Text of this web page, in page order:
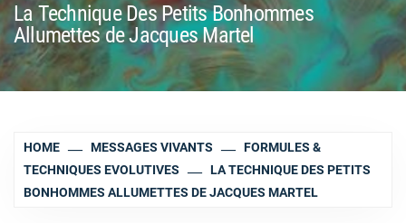
La Technique Des Petits Bonhommes
Allumettes de Jacques Martel
HOME MESSAGES VIVANTS
FORMULES &
TECHNIQUES EVOLUTIVES
LA TECHNIQUE DES PETITS
BONHOMMES ALLUMETTES DE JACQUES MARTEL